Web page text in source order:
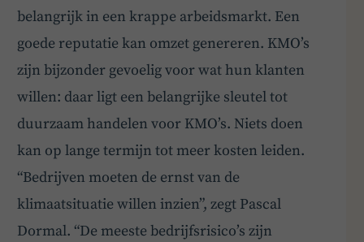
belangrijk in een krappe arbeidsmarkt. Een
goede reputatie kan omzet genereren. KMO’s
zijn bijzonder gevoelig voor wat hun klanten
willen: daar ligt een belangrijke sleutel tot
duurzaam handelen voor KMO’s. Niets doen
kan op lange termijn tot meer kosten leiden.
“Bedrijven moeten de ernst van de
klimaatsituatie willen inzien”, zegt Pascal
Dormal. “De meeste bedrijfsrisico’s zijn